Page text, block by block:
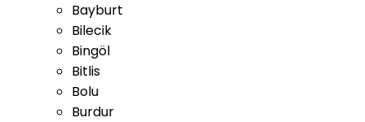
Bayburt
Bilecik
Bingöl
Bitlis
Bolu
Burdur